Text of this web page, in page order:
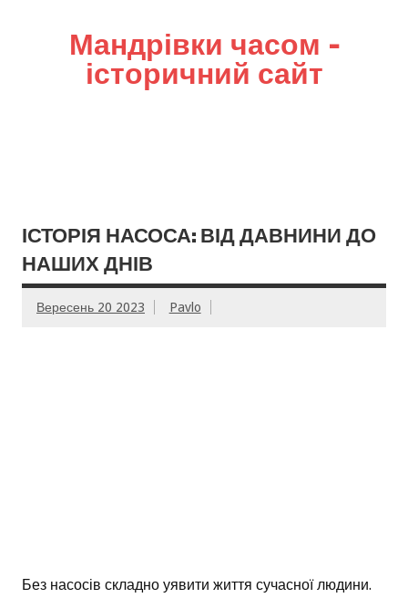
Мандрівки часом –
історичний сайт
ІСТОРІЯ НАСОСА: ВІД ДАВНИНИ ДО
НАШИХ ДНІВ
Вересень 20 2023 Pavlo
Без насосів складно уявити життя сучасної людини.